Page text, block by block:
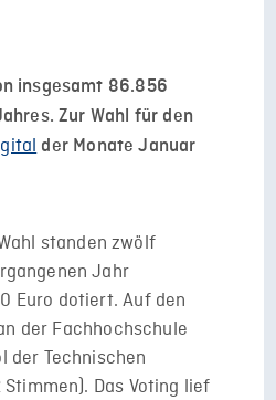
insgesamt 86.856
Zur Wahl für den
der Monate Januar
standen zwölf
Jahr
Euro dotiert. Auf den
der Fachhochschule
der Technischen
Stimmen). Das Voting lief